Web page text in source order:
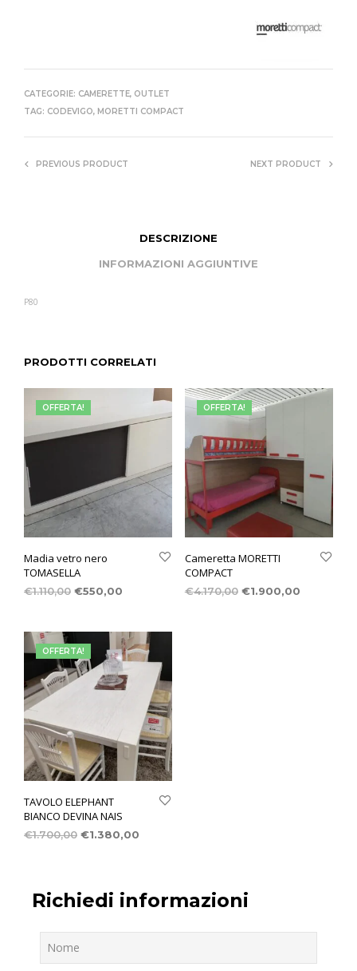
CATEGORIE: CAMERETTE, OUTLET
TAG: CODEVIGO, MORETTI COMPACT
PREVIOUS PRODUCT NEXT PRODUCT
DESCRIZIONE
INFORMAZIONI AGGIUNTIVE
P80
PRODOTTI CORRELATI
OFFERTA!
Madia vetro nero
TOMASELLA
€1.110,00 €550,00
OFFERTA!
Cameretta MORETTI
COMPACT
€4.170,00 €1.900,00
OFFERTA!
TAVOLO ELEPHANT
BIANCO DEVINA NAIS
€1.700,00 €1.380,00
Richiedi informazioni